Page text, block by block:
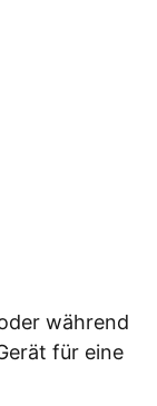
während
für eine